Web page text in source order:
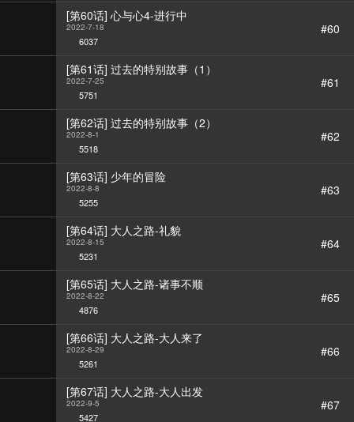
[第60话] 心与心4-进行中
2022-7-18
6037
#60
[第61话] 过去的特别故事（1）
2022-7-25
5751
#61
[第62话] 过去的特别故事（2）
2022-8-1
5518
#62
[第63话] 少年的冒险
2022-8-8
5255
#63
[第64话] 大人之路-礼貌
2022-8-15
5231
#64
[第65话] 大人之路-诸事不顺
2022-8-22
4876
#65
[第66话] 大人之路-大人来了
2022-8-29
5261
#66
[第67话] 大人之路-大人出发
2022-9-5
5427
#67